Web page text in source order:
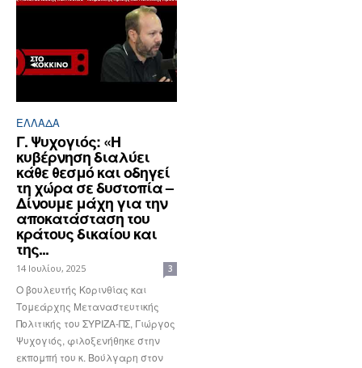
ΕΛΛΆΔΑ
Γ. Ψυχογιός: «Η
κυβέρνηση διαλύει
κάθε θεσμό και οδηγεί
τη χώρα σε δυστοπία –
Δίνουμε μάχη για την
αποκατάσταση του
κράτους δικαίου και
της...
14 Ιουλίου, 2025 3
Ο βουλευτής Κορινθίας και
Τομεάρχης Μεταναστευτικής
Πολιτικής του ΣΥΡΙΖΑ-ΠΣ, Γιώργος
Ψυχογιός, φιλοξενήθηκε στην
εκπομπή του κ. Βούλγαρη στον